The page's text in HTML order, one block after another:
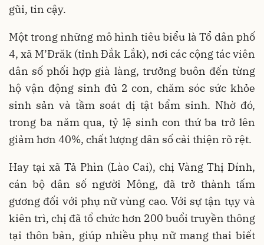
gũi, tin cậy.
Một trong những mô hình tiêu biểu là Tổ dân phố
4, xã M’Đrăk (tỉnh Đắk Lắk), nơi các cộng tác viên
dân số phối hợp già làng, trưởng buôn đến từng
hộ vận động sinh đủ 2 con, chăm sóc sức khỏe
sinh sản và tầm soát dị tật bẩm sinh. Nhờ đó,
trong ba năm qua, tỷ lệ sinh con thứ ba trở lên
giảm hơn 40%, chất lượng dân số cải thiện rõ rệt.
Hay tại xã Tả Phìn (Lào Cai), chị Vàng Thị Dính,
cán bộ dân số người Mông, đã trở thành tấm
gương đối với phụ nữ vùng cao. Với sự tận tụy và
kiên trì, chị đã tổ chức hơn 200 buổi truyền thông
tại thôn bản, giúp nhiều phụ nữ mang thai biết